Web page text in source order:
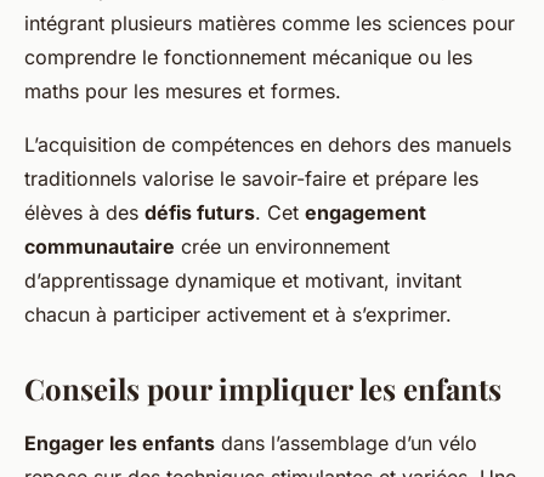
intégrant plusieurs matières comme les sciences pour
comprendre le fonctionnement mécanique ou les
maths pour les mesures et formes.
L’acquisition de compétences en dehors des manuels
traditionnels valorise le savoir-faire et prépare les
élèves à des défis futurs. Cet engagement
communautaire crée un environnement
d’apprentissage dynamique et motivant, invitant
chacun à participer activement et à s’exprimer.
Conseils pour impliquer les enfants
Engager les enfants dans l’assemblage d’un vélo